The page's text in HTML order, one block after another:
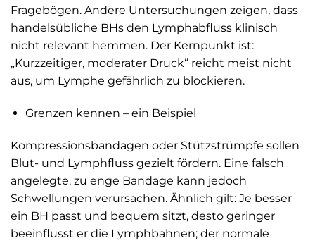
Fragebögen. Andere Untersuchungen zeigen, dass
handelsübliche BHs den Lymphabfluss klinisch
nicht relevant hemmen. Der Kernpunkt ist:
„Kurzzeitiger, moderater Druck“ reicht meist nicht
aus, um Lymphe gefährlich zu blockieren.
Grenzen kennen – ein Beispiel
Kompressionsbandagen oder Stützstrümpfe sollen
Blut- und Lymphfluss gezielt fördern. Eine falsch
angelegte, zu enge Bandage kann jedoch
Schwellungen verursachen. Ähnlich gilt: Je besser
ein BH passt und bequem sitzt, desto geringer
beeinflusst er die Lymphbahnen; der normale